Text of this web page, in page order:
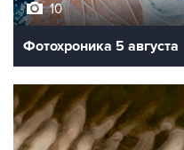
10
Фотохроника 5 августа